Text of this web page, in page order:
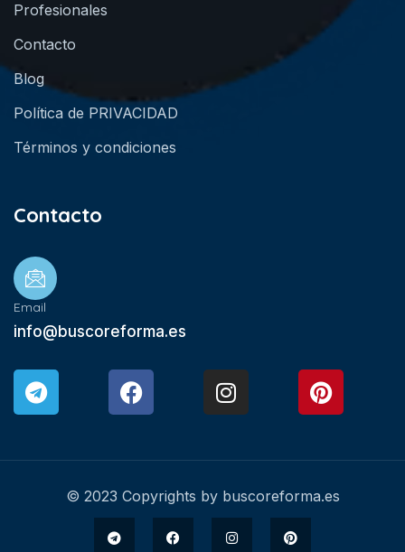
Profesionales
Contacto
Blog
Política de PRIVACIDAD
Términos y condiciones
Contacto
Email
info@buscoreforma.es
© 2023 Copyrights by buscoreforma.es